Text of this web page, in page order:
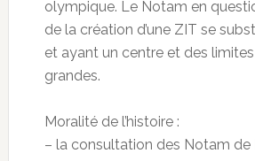
olympique. Le Notam en
de la création d’une ZIT se
et ayant un centre et des
grandes.
Moralité de l’histoire :
– la consultation des Notam de